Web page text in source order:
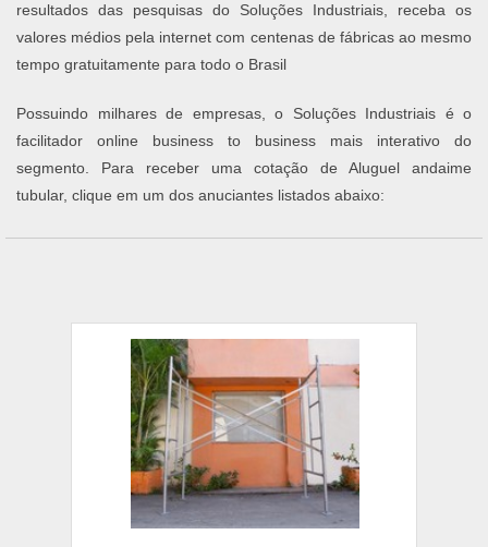
resultados das pesquisas do Soluções Industriais, receba os
valores médios pela internet com centenas de fábricas ao mesmo
tempo gratuitamente para todo o Brasil
Possuindo milhares de empresas, o Soluções Industriais é o
facilitador online business to business mais interativo do
segmento. Para receber uma cotação de Aluguel andaime
tubular, clique em um dos anuciantes listados abaixo: